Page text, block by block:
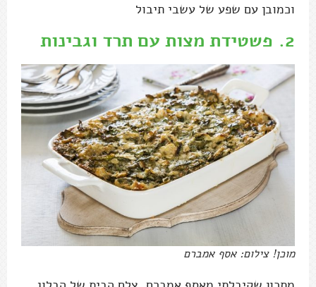
וכמובן עם שפע של עשבי תיבול
2. פשטידת מצות עם תרד וגבינות
מוכן! צילום: אסף אמברם